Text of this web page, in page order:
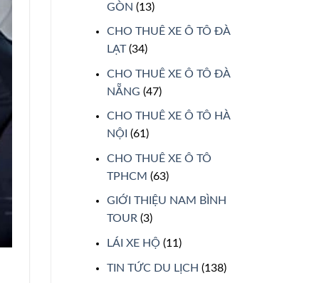
GÒN (13)
CHO THUÊ XE Ô TÔ ĐÀ
LẠT(34)
CHO THUÊ XE Ô TÔ ĐÀ
NẴNG (47)
CHO THUÊ XE Ô TÔ HÀ
NỘI (61)
CHO THUÊ XE Ô TÔ
TPHCM (63)
GIỚI THIỆU NAM BÌNH
TOUR (3)
LÁI XE HỘ (11)
TIN TỨC DU LỊCH (138)